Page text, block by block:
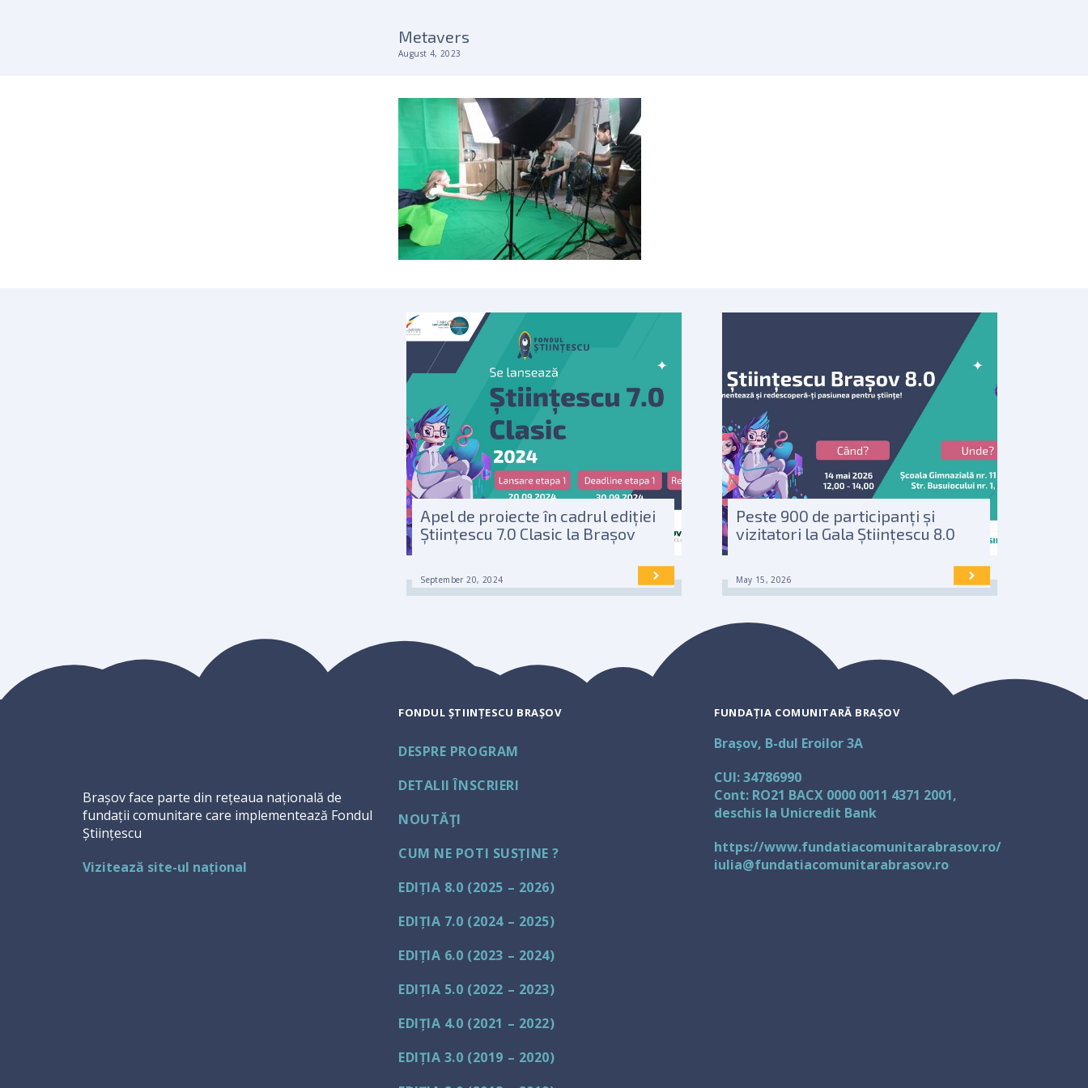
Metavers
August 4, 2023
Apel de proiecte în cadrul ediției
Științescu 7.0 Clasic la Brașov
September 20, 2024
Peste 900 de participanți și
vizitatori la Gala Științescu 8.0
May 15, 2026
Brașov face parte din rețeaua națională de
fundații comunitare care implementează Fondul
Științescu
Vizitează site-ul național
FONDUL ȘTIINȚESCU BRAȘOV
DESPRE PROGRAM
DETALII ÎNSCRIERI
NOUTĂŢI
CUM NE POTI SUSȚINE ?
EDIȚIA 8.0 (2025 – 2026)
EDIȚIA 7.0 (2024 – 2025)
EDIȚIA 6.0 (2023 – 2024)
EDIȚIA 5.0 (2022 – 2023)
EDIȚIA 4.0 (2021 – 2022)
EDIȚIA 3.0 (2019 – 2020)
FUNDAȚIA COMUNITARĂ BRAȘOV
Brașov, B-dul Eroilor 3A
CUI: 34786990
Cont: RO21 BACX 0000 0011 4371 2001,
deschis la Unicredit Bank
https://www.fundatiacomunitarabrasov.ro/
iulia@fundatiacomunitarabrasov.ro